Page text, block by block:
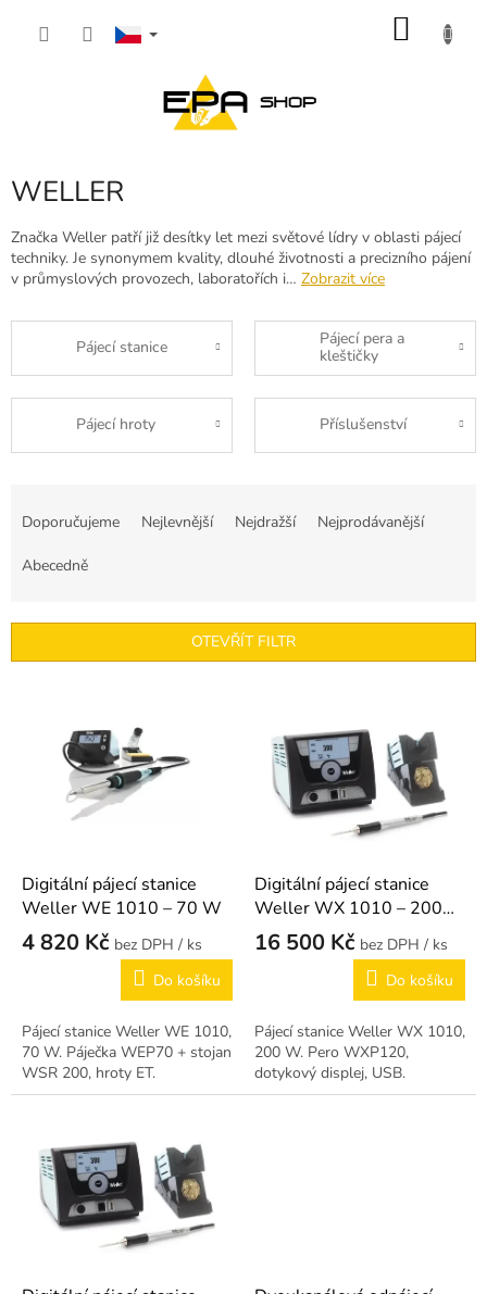
WELLER
Značka Weller patří již desítky let mezi světové lídry v oblasti pájecí
techniky. Je synonymem kvality, dlouhé životnosti a precizního pájení
v průmyslových provozech, laboratořích i… Zobrazit více
Pájecí stanice
Pájecí pera a
kleštičky
Pájecí hroty Příslušenství
r
Doporučujeme Nejlevnější Nejdražší Nejprodávanější
Abecedně
OTEVŘÍT FILTR
Digitální pájecí stanice
Weller WE 1010 – 70 W
4 820 Kč
/ ks
Do košíku
Pájecí stanice Weller WE 1010,
70 W. Páječka WEP70 + stojan
WSR 200, hroty ET.
Digitální pájecí stanice
Weller WX 1010 – 200
W
16 500 Kč
/ ks
Do košíku
Pájecí stanice Weller WX 1010,
200 W. Pero WXP120,
dotykový displej, USB.